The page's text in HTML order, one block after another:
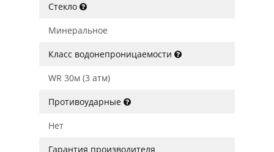
Стекло
Минеральное
Класс водонепроницаемости
WR 30м (3 атм)
Противоударные
Нет
Гарантия производителя